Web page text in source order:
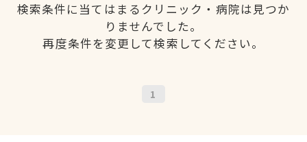
検索条件に当てはまるクリニック・病院は見つか
りませんでした。
再度条件を変更して検索してください。
1